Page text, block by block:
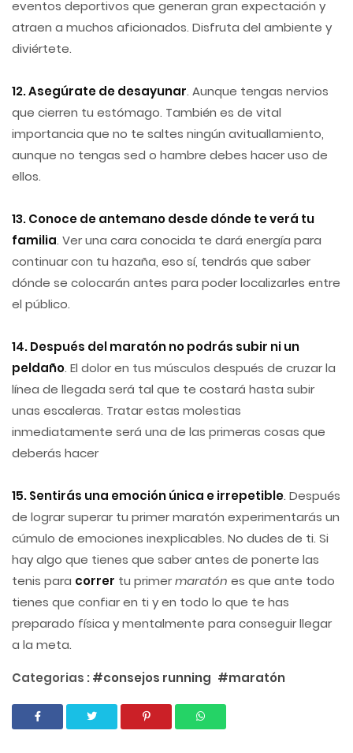
eventos deportivos que generan gran expectación y
atraen a muchos aficionados. Disfruta del ambiente y
diviértete.
12. Asegúrate de desayunar. Aunque tengas nervios
que cierren tu estómago. También es de vital
importancia que no te saltes ningún avituallamiento,
aunque no tengas sed o hambre debes hacer uso de
ellos.
13. Conoce de antemano desde dónde te verá tu
familia. Ver una cara conocida te dará energía para
continuar con tu hazaña, eso sí, tendrás que saber
dónde se colocarán antes para poder localizarles entre
el público.
14. Después del maratón no podrás subir ni un
peldaño. El dolor en tus músculos después de cruzar la
línea de llegada será tal que te costará hasta subir
unas escaleras. Tratar estas molestias
inmediatamente será una de las primeras cosas que
deberás hacer
15. Sentirás una emoción única e irrepetible. Después
de lograr superar tu primer maratón experimentarás un
cúmulo de emociones inexplicables. No dudes de ti. Si
hay algo que tienes que saber antes de ponerte las
tenis para correr tu primermaratón es que ante todo
tienes que confiar en ti y en todo lo que te has
preparado física y mentalmente para conseguir llegar
a la meta.
Categorias :#consejos running #maratón